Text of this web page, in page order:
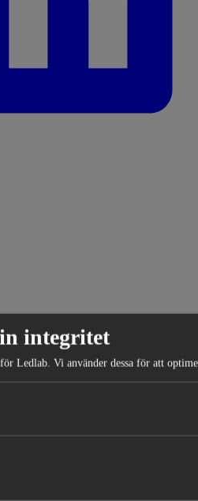
integritet
Ledlab. Vi använder dessa för att